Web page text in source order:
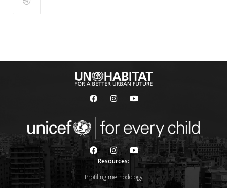
Resources:
Profiling methodology